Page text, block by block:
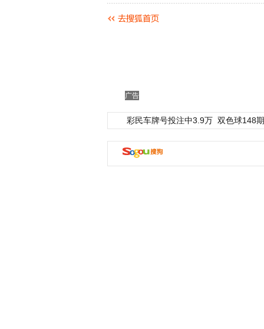
广告
彩民车牌号投注中3.9万 双色球148